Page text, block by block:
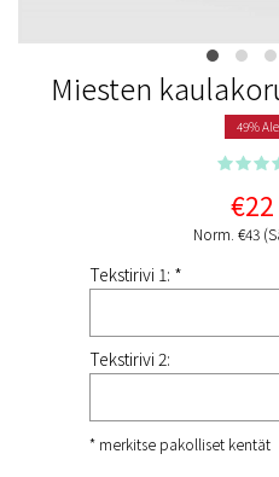
Miesten
49%
€22
Norm. €43
Tekstirivi 1: *
Tekstirivi 2:
* merkitse pakolliset kentät